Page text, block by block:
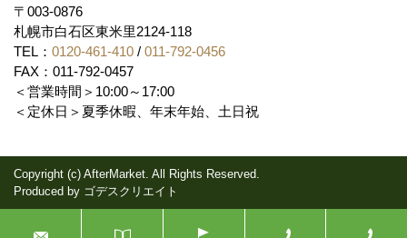
〒003-0876
札幌市白石区東米里2124-118
TEL： 0120-461-410 / 011-792-0456
FAX：011-792-0457
＜営業時間＞10:00～17:00
＜定休日＞夏季休暇、年末年始、土日祝
Copyright (c) AfterMarket. All Rights Reserved.
Produced by ゴデスクリエイト